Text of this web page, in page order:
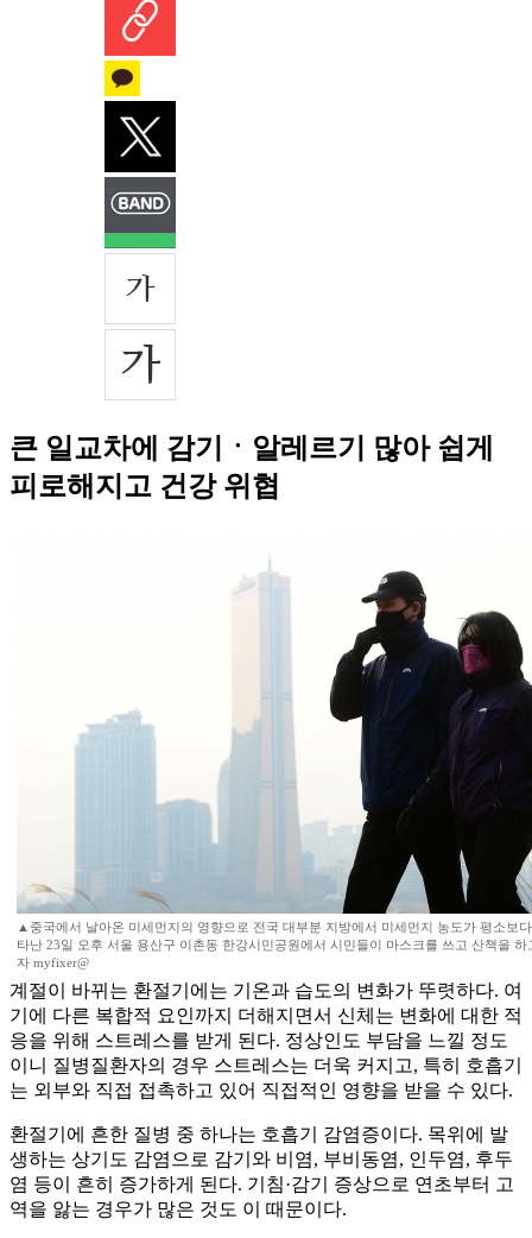
큰 일교차에 감기ㆍ알레르기 많아 쉽게
피로해지고 건강 위협
▲중국에서 날아온 미세먼지의 영향으로 전국 대부분 지방에서 미세먼지 농도가 평소보
타난 23일 오후 서울 용산구 이촌동 한강시민공원에서 시민들이 마스크를 쓰고 산책을 하
자 myfixer@
계절이 바뀌는 환절기에는 기온과 습도의 변화가 뚜렷하다. 여
기에 다른 복합적 요인까지 더해지면서 신체는 변화에 대한 적
응을 위해 스트레스를 받게 된다. 정상인도 부담을 느낄 정도
이니 질병질환자의 경우 스트레스는 더욱 커지고, 특히 호흡기
는 외부와 직접 접촉하고 있어 직접적인 영향을 받을 수 있다.
환절기에 흔한 질병 중 하나는 호흡기 감염증이다. 목위에 발
생하는 상기도 감염으로 감기와 비염, 부비동염, 인두염, 후두
염 등이 흔히 증가하게 된다. 기침·감기 증상으로 연초부터 고
역을 앓는 경우가 많은 것도 이 때문이다.